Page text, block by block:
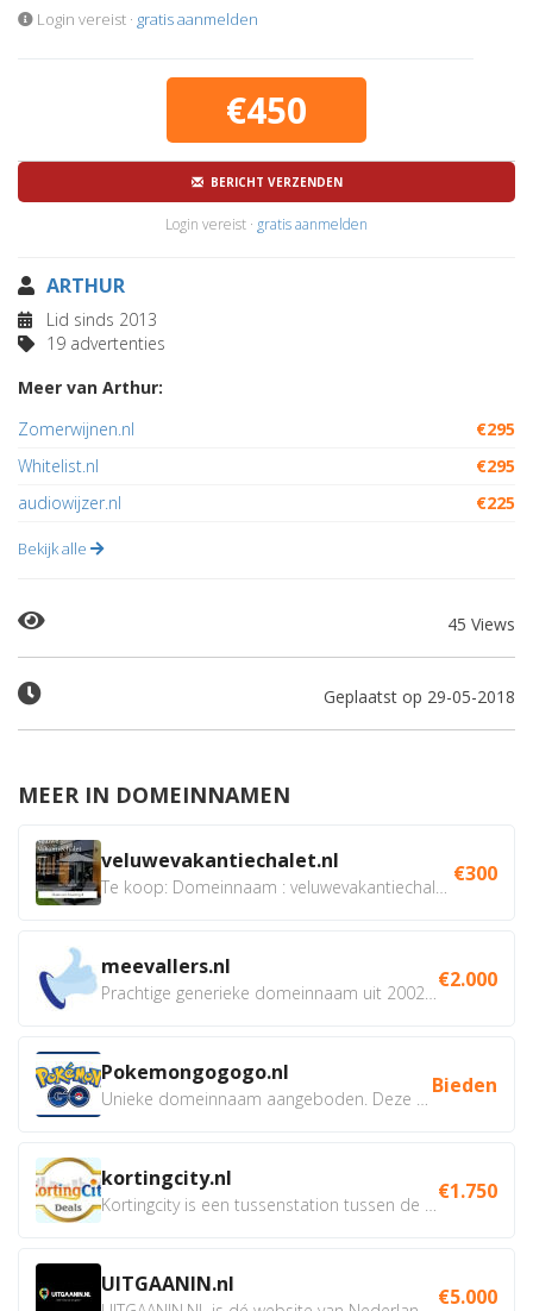
Login vereist · gratis aanmelden
€450
BERICHT VERZENDEN
Login vereist · gratis aanmelden
ARTHUR
Lid sinds 2013
19 advertenties
Meer van Arthur:
Zomerwijnen.nl
€295
Whitelist.nl
€295
audiowijzer.nl
€225
Bekijk alle
45 Views
Geplaatst op 29-05-2018
MEER IN DOMEINNAMEN
veluwevakantiechalet.nl €300
meevallers.nl €2.000
Pokemongogogo.nl Bieden
kortingcity.nl €1.750
UITGAANIN.nl €5.000